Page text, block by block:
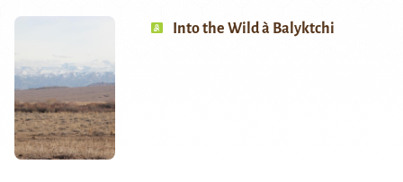
Into the Wild à Balyktchi